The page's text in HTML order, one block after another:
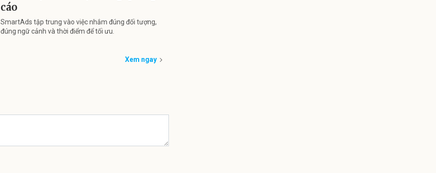
cáo
SmartAds tập trung vào việc nhắm đúng đối tượng,
đúng ngữ cảnh và thời điểm để tối ưu.
Xem ngay